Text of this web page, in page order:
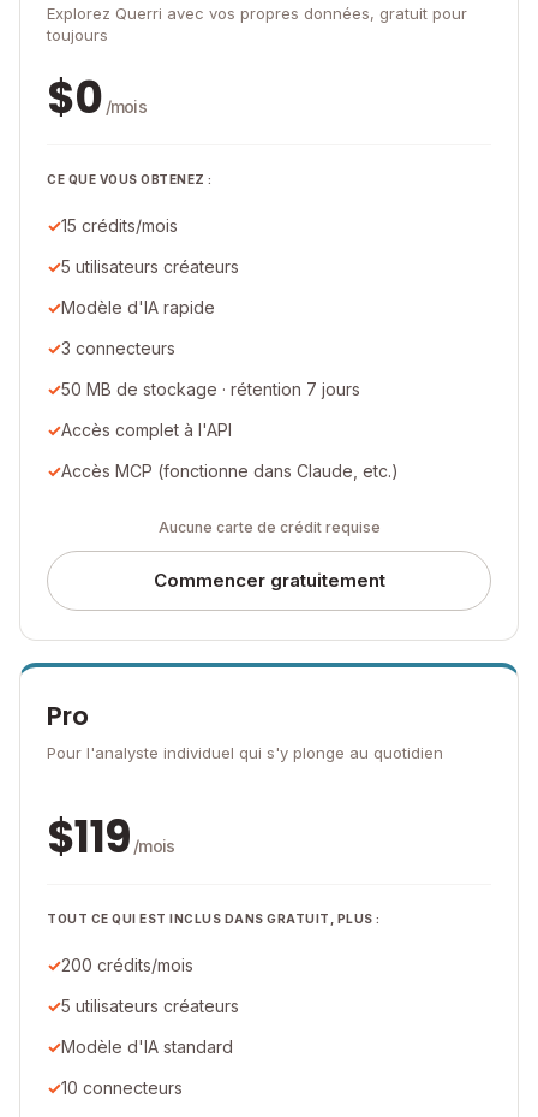
Explorez Querri avec vos propres données, gratuit pour
toujours
$0 /mois
CE QUE VOUS OBTENEZ :
15 crédits/mois
5 utilisateurs créateurs
Modèle d'IA rapide
3 connecteurs
50 MB de stockage · rétention 7 jours
Accès complet à l'API
Accès MCP (fonctionne dans Claude, etc.)
Aucune carte de crédit requise
Commencer gratuitement
Pro
Pour l'analyste individuel qui s'y plonge au quotidien
$119 /mois
TOUT CE QUI EST INCLUS DANS GRATUIT, PLUS :
200 crédits/mois
5 utilisateurs créateurs
Modèle d'IA standard
10 connecteurs